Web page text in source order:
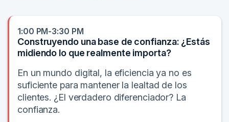
1:00 PM-3:30 PM
Construyendo una base de confianza: ¿Estás
midiendo lo que realmente importa?
En un mundo digital, la eficiencia ya no es
suficiente para mantener la lealtad de los
clientes. ¿El verdadero diferenciador? La
confianza.